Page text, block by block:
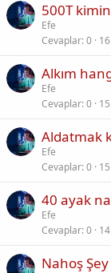
500T
Efe
Cevaplar 0
Alkım
Efe
Cevaplar 0
Aldatmak
Efe
Cevaplar 0
40 ayak
Efe
Cevaplar 0
Nahoş